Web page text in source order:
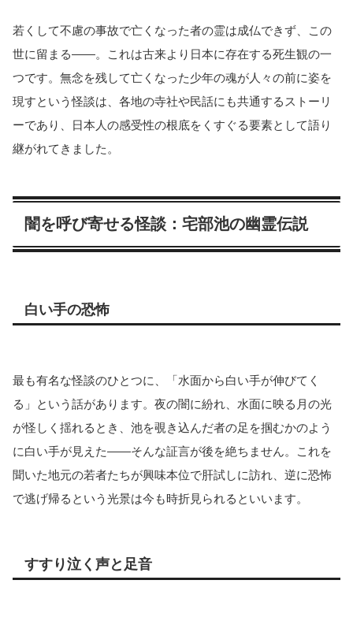
若くして不慮の事故で亡くなった者の霊は成仏できず、この
世に留まる――。これは古来より日本に存在する死生観の一
つです。無念を残して亡くなった少年の魂が人々の前に姿を
現すという怪談は、各地の寺社や民話にも共通するストーリ
ーであり、日本人の感受性の根底をくすぐる要素として語り
継がれてきました。
闇を呼び寄せる怪談：宅部池の幽霊伝説
白い手の恐怖
最も有名な怪談のひとつに、「水面から白い手が伸びてく
る」という話があります。夜の闇に紛れ、水面に映る月の光
が怪しく揺れるとき、池を覗き込んだ者の足を掴むかのよう
に白い手が見えた――そんな証言が後を絶ちません。これを
聞いた地元の若者たちが興味本位で肝試しに訪れ、逆に恐怖
で逃げ帰るという光景は今も時折見られるといいます。
すすり泣く声と足音